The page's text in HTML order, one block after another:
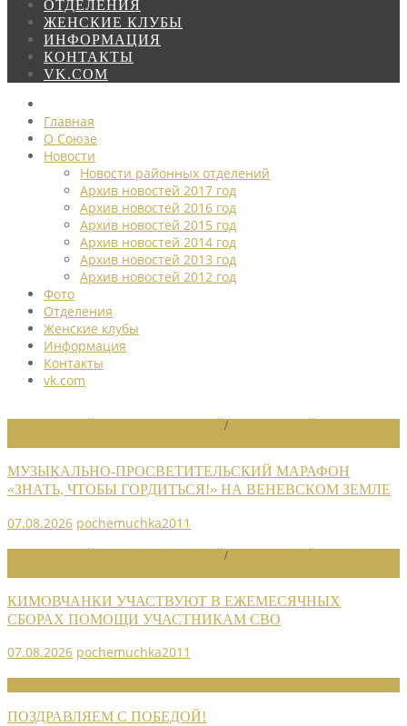
ОТДЕЛЕНИЯ
ЖЕНСКИЕ КЛУБЫ
ИНФОРМАЦИЯ
КОНТАКТЫ
VK.COM
Главная
О Союзе
Новости
Новости районных отделений
Архив новостей 2017 год
Архив новостей 2016 год
Архив новостей 2015 год
Архив новостей 2014 год
Архив новостей 2013 год
Архив новостей 2012 год
Фото
Отделения
Женские клубы
Информация
Контакты
vk.com
/
МУЗЫКАЛЬНО-ПРОСВЕТИТЕЛЬСКИЙ МАРАФОН
«ЗНАТЬ, ЧТОБЫ ГОРДИТЬСЯ!» НА ВЕНЕВСКОМ ЗЕМЛЕ
07.08.2026 pochemuchka2011
/
КИМОВЧАНКИ УЧАСТВУЮТ В ЕЖЕМЕСЯЧНЫХ
СБОРАХ ПОМОЩИ УЧАСТНИКАМ СВО
07.08.2026 pochemuchka2011
ПОЗДРАВЛЯЕМ С ПОБЕДОЙ!